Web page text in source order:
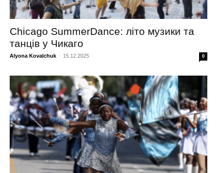
Chicago SummerDance: літо музики та
танців у Чикаго
Alyona Kovalchuk - 15.12.2025 0